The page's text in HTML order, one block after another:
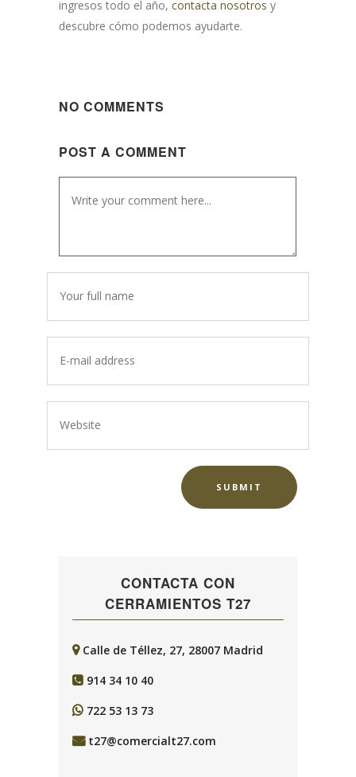
ingresos todo el año, contacta nosotros y
descubre cómo podemos ayudarte.
NO COMMENTS
POST A COMMENT
CONTACTA CON
CERRAMIENTOS T27
Calle de Téllez, 27, 28007 Madrid
914 34 10 40
722 53 13 73
t27@comercialt27.com